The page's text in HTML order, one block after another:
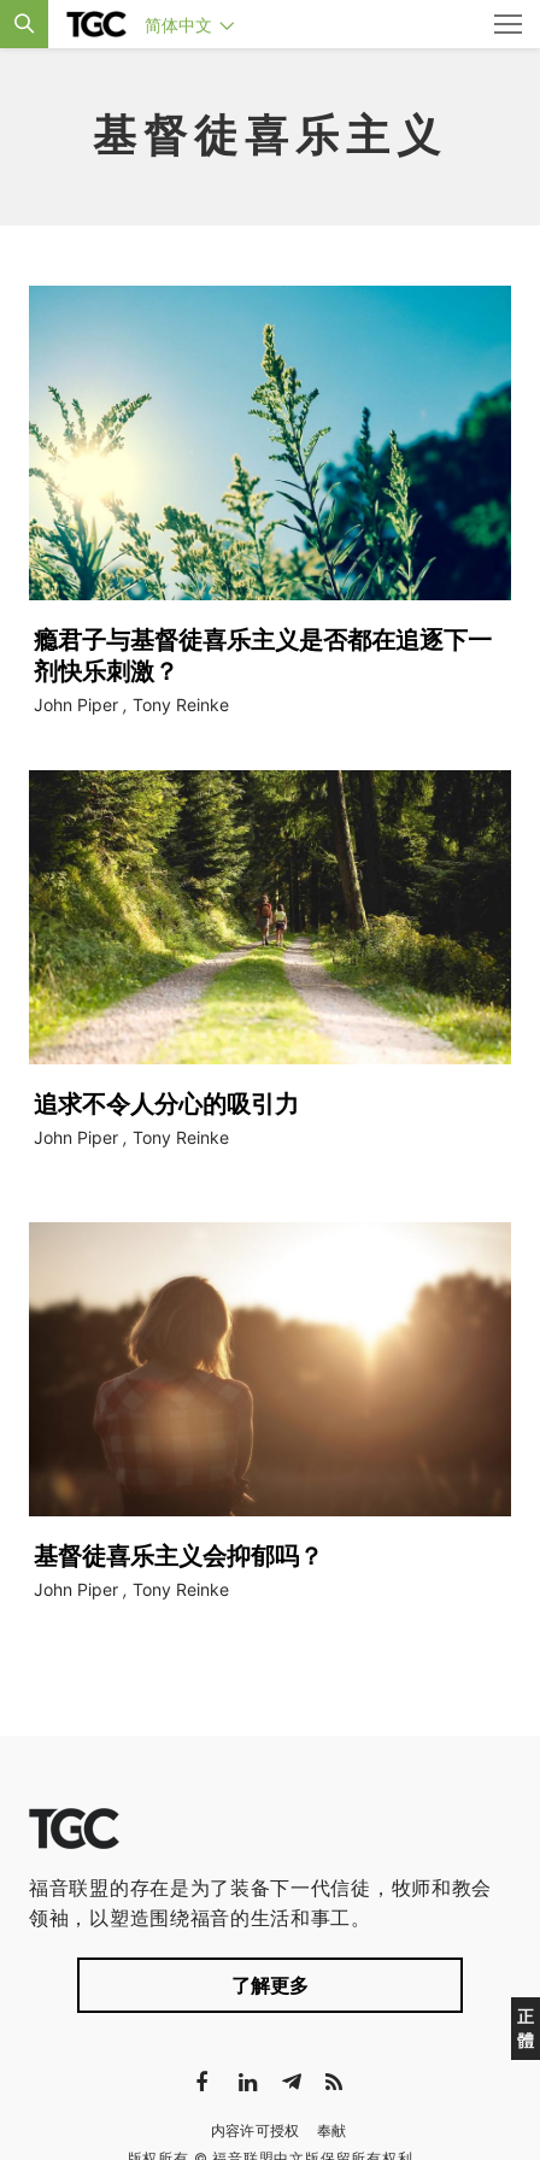
简体中文
基督徒喜乐主义
瘾君子与基督徒喜乐主义是否都在追逐下一
剂快乐刺激？
John Piper , Tony Reinke
追求不令人分心的吸引力
John Piper , Tony Reinke
基督徒喜乐主义会抑郁吗？
John Piper , Tony Reinke
正
體
福音联盟的存在是为了装备下一代信徒，牧师和教会
领袖，以塑造围绕福音的生活和事工。
了解更多
内容许可授权
奉献